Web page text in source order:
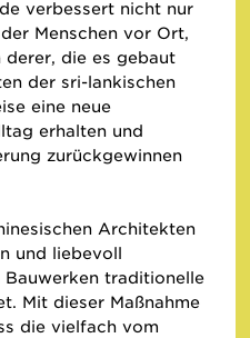
verbessert nicht nur
Menschen vor Ort,
derer, die es gebaut
der sri-lankischen
eine neue
erhalten und
zurückgewinnen
Architekten
und liebevoll
traditionelle
Mit dieser Maßnahme
die vielfach vom